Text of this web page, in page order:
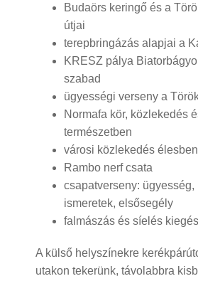
Budaörs keringő és a
útjai
terepbringázás alapjai a
KRESZ pálya
szabad
ügyességi verseny a
Normafa kör, közlekedés
természetben
városi közlekedés
Rambo nerf csata
csapatverseny: ügyesség,
ismeretek, elsősegély
falmászás és síelés
A külső helyszínekre
utakon tekerünk, távolabbra